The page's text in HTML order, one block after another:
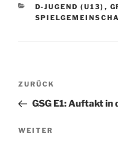
KATEGORIEN
D-JUGEND (U13) ,
Beitragsnavigation
Vorheriger
Beitrag
ZURÜCK
GSG E1: Auftakt
Nächster
WEITER